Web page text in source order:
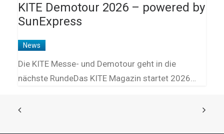
KITE Demotour 2026 – powered by
SunExpress
News
Die KITE Messe- und Demotour geht in die
nächste RundeDas KITE Magazin startet 2026…